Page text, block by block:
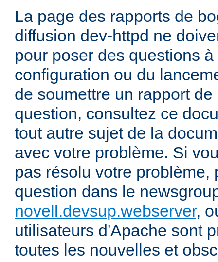
La page des rapports de
diffusion dev-httpd ne
pour poser des questions
configuration ou du
de soumettre un rapport
question, consultez ce
tout autre sujet de la
avec votre problème. Si
pas résolu votre problème,
question dans le
novell.devsup.webserver,
utilisateurs d'Apache sont
toutes les nouvelles et